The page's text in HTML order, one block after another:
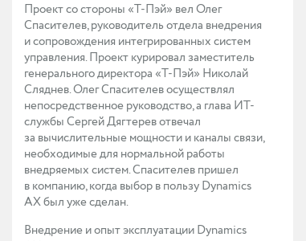
Проект со стороны «Т-Пэй» вел Олег
Спасителев, руководитель отдела внедрения
и сопровождения интегрированных систем
управления. Проект курировал заместитель
генерального директора «Т-Пэй» Николай
Сляднев. Олег Спасителев осуществлял
непосредственное руководство, а глава ИТ-
службы Сергей Дягтерев отвечал
за вычислительные мощности и каналы связи,
необходимые для нормальной работы
внедряемых систем. Спасителев пришел
в компанию, когда выбор в пользу Dynamics
AX был уже сделан.
Внедрение и опыт эксплуатации Dynamics